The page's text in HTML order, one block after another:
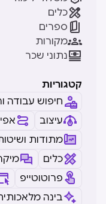
כלים
ספרים 
מקורות
נתוני שכר
קטגוריות
חיפוש עבודה
עיצוב
מתודות
כלים
פרוטוטייפ
בינה